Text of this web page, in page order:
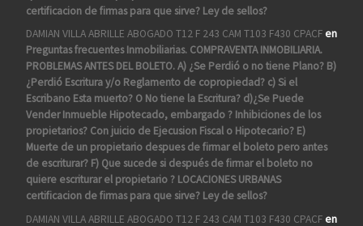
certificacion de firmas para que sirve? Ley de sellos?
DAMIAN VILLA ABRILLE ABOGADO T12 F 243 CAM T103 F430 CPACFen
Preguntas frecuentes Inmobiliarias. COMPRAVENTA INMOBILIARIA.
PROBLEMAS ANTES DEL BOLETO. A) ¿Se Perdió o no tiene Plano? B)
¿Perdió Escritura y/o Reglamento de copropiedad? c) Si el
Escribano Esta muerto? O No tiene la Escritura? d)¿Se Puede
Vender Inmueble Hipotecado, embargado ? Inhibiciones de los
propietarios? Con juicio de Ejecusion Fiscal o Hipotecario? E)
Muerte de un propietario despues de firmar el boleto pero antes
de escriturar? F) Que sucede si después de firmar el boleto no
quiere escriturar el propietario ? LOCACIONES URBANAS
certificacion de firmas para que sirve? Ley de sellos?
DAMIAN VILLA ABRILLE ABOGADO T12 F 243 CAM T103 F430 CPACFen